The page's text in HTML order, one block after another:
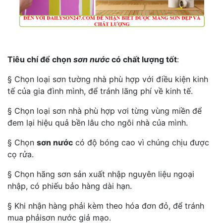
Tiêu chí để chọn sơn nước có chất lượng tốt:
§ Chọn loại sơn tường nhà phù hợp với điều kiện kinh
tế của gia đình mình, để tránh lãng phí về kinh tế.
§ Chọn loại sơn nhà phù hợp vơi từng vùng miền để
đem lại hiệu quả bền lâu cho ngôi nhà của mình.
§ Chọn sơn nước có độ bóng cao vì chúng chịu được
cọ rửa.
§ Chọn hãng sơn sản xuất nhập nguyên liệu ngoại
nhập, có phiếu bảo hàng dài hạn.
§ Khi nhận hàng phải kèm theo hóa đơn đỏ, để tránh
mua phảisơn nước giả mạo.